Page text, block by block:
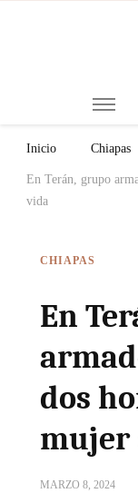
Inicio Chiapas
En Terán, grupo
vida
CHIAPAS
En
dos
mujer
MARZO 8, 2024